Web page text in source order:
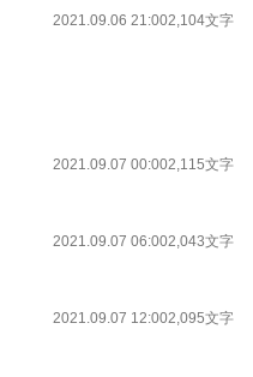
2021.09.06 21:002,104文字
2021.09.07 00:002,115文字
2021.09.07 06:002,043文字
2021.09.07 12:002,095文字